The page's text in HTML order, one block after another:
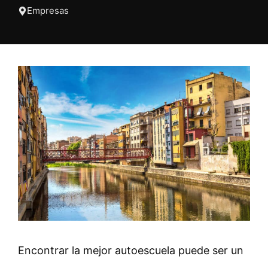
Empresas
Encontrar la mejor autoescuela puede ser un